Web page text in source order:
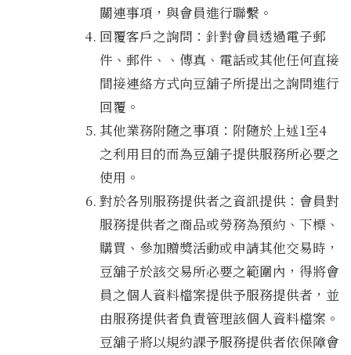
關連事項，與會員進行聯繫。
回覆客戶之詢問：針對會員透過電子郵
件、郵件、、傳真、電話或其他任何直接
間接連絡方式向豆舖子所提出之詢問進行
回覆。
其他業務附隨之事項：附隨於上述1至4
之利用目的而為豆舖子提供服務所必要之
使用。
對於各別服務提供者之資訊提供：會員對
服務提供者之商品或勞務為預約、下標、
購買、參加贈獎活動或申請其他交易時，
豆舖子於該交易所必要之範圍內，得將會
員之個人資料檔案提供予服務提供者，並
由服務提供者負責管理該個人資料檔案。
豆舖子將以規約課予服務提供者依保障會